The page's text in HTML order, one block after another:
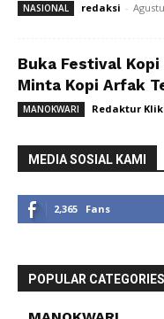
NASIONAL redaksi -
Buka Festival
Minta Kopi Arfak
MANOKWARI Redaktur
MEDIA SOSIAL KAMI
2,365 Fans
POPULAR CATEGORIES